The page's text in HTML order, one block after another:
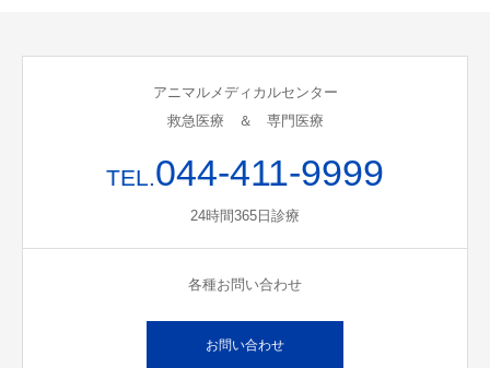
アニマルメディカルセンター
救急医療 ＆ 専門医療
TEL.044-411-9999
24時間365日診療
各種お問い合わせ
お問い合わせ